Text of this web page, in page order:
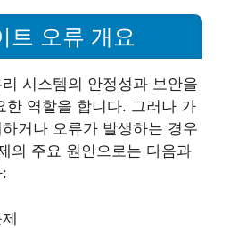
트 오류 개요
시스템의 안정성과 보안을
한 역할을 합니다. 그러나 가
거나 오류가 발생하는 경우
의 주요 원인으로는 다음과